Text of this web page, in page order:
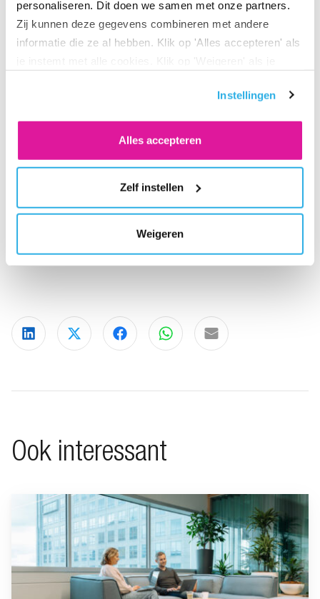
personaliseren. Dit doen we samen met onze partners.
Zij kunnen deze gegevens combineren met andere
informatie die ze al hebben. Klik op 'Alles accepteren' als
vind je meer informatie. Je kunt altijd je toestemming
Instellingen
Alles accepteren
Zelf instellen
Weigeren
jaar.
Over BeFrank
BeFrank is sinds 2011 actief in de collectieve
heldere communicatie en innovatieve dienstverlening. Zij
maakt onderdeel uit van NN Group.
, Tel: 020 5621118.
Deel via LinkedIn
Deel via XDeel via Facebook
Deel via WhatsApp
Delen via e-mail
Ook interessant
Ga naar “Waarom pensioen een financiële strategische